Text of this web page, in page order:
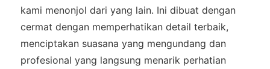
kami menonjol dari yang lain. Ini dibuat dengan
cermat dengan memperhatikan detail terbaik,
menciptakan suasana yang mengundang dan
profesional yang langsung menarik perhatian